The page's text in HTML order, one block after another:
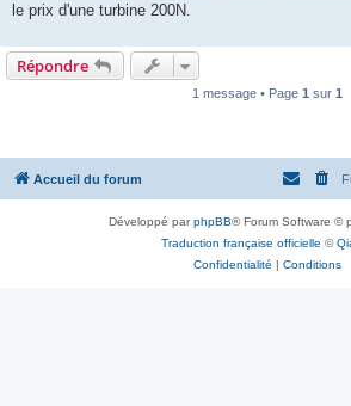
le prix d'une turbine 200N.
Répondre
1 message • Page 1 sur 1
Accueil du forum
Développé parphpBB® Forum Software ©
Traduction française officielle ©
Confidentialité | Conditions